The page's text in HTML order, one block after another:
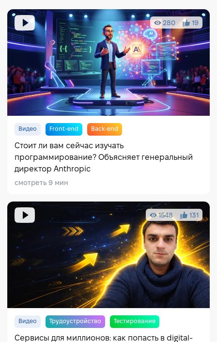
280 19
Видео Front-end Back-end
Стоит ли вам сейчас изучать
программирование? Объясняет генеральный
директор Anthropic
смотреть 9 мин
1548 131
Видео Трудоустройство Тестирование
Сервисы для миллионов: как попасть в digital-